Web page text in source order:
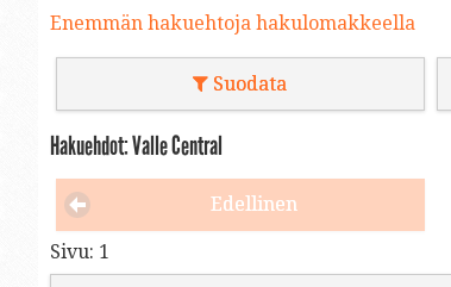
Enemmän hakuehtoja hakulomakkeella
Suodata
Hakuehdot: Valle Central
Edellinen
Sivu: 1